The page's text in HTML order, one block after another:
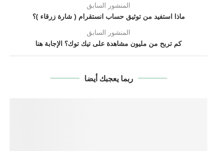
المنشور السابق
ماذا استفيد من توثيق حساب انستقرام ( شارة زرقاء )؟
المنشور السابق
كم تربح من مليون مشاهدة على تيك توك؟ الإجابة هنا
ربما يعجبك أيضا